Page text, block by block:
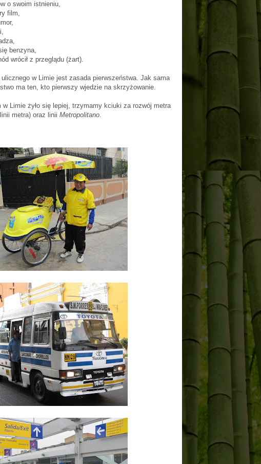
o swoim istnieniu,
film,
benzyna,
wrócił z przeglądu (żart).
ulicznego w Limie jest zasada pierwszeństwa. Jak sama
ma ten, kto pierwszy wjedzie na skrzyżowanie.
w Limie żyło się lepiej, trzymamy kciuki za rozwój metra
metra) oraz linii Metropolitano.